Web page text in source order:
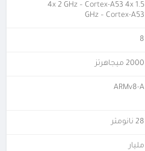
4x 2 GHz – Cortex-A53 4x 1.5
GHz – Cortex-A53
8
2000 ميجاهرتز
ARMv8-A
28 نانومتر
مليار